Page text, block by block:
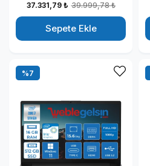
Taşınabilir Bilgisayar
N1235VN3520EMEAWH01
37.331,79 ₺ 39.999,78 ₺
Sepete Ekle
%7